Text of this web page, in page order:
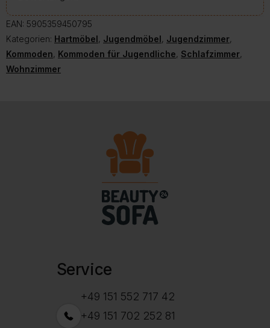
EAN: 5905359450795
Kategorien: Hartmöbel, Jugendmöbel, Jugendzimmer,
Kommoden, Kommoden für Jugendliche, Schlafzimmer,
Wohnzimmer
Service
+49 151 552 717 42
+49 151 702 252 81